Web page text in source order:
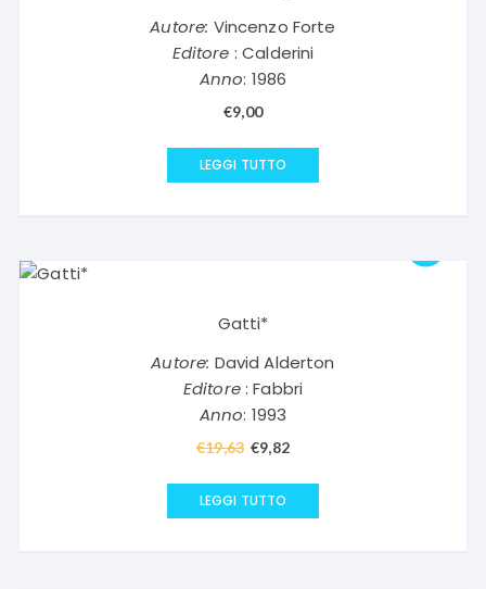
Autore: Vincenzo Forte
Editore : Calderini
Anno: 1986
€9,00
LEGGI TUTTO
Gatti*
Autore: David Alderton
Editore: Fabbri
Anno: 1993
€19,63 Il
originale
€9,82Il
LEGGI TUTTO